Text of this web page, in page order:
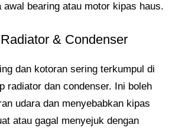
awal bearing atau motor kipas haus.
& Condenser
dan kotoran sering terkumpul di
radiator dan condenser. Ini boleh
udara dan menyebabkan kipas
atau gagal menyejuk dengan